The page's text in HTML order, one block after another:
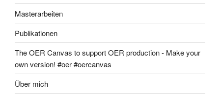
Masterarbeiten
Publikationen
The OER Canvas to support OER production - Make your
own version! #oer #oercanvas
Über mich